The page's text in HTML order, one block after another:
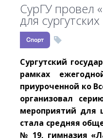
СурГУ провел
для
Спорт
Сургутский
рамках
приуроченной ко
организовал
мероприятий для
стала средняя
№ 19, гимназия